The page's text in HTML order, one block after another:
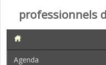
professionnels
Agenda